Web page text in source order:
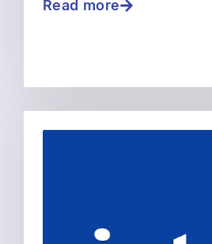
Read more